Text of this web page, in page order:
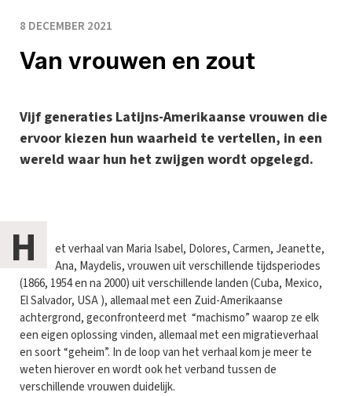
8 DECEMBER 2021
Van vrouwen en zout
Vijf generaties Latijns-Amerikaanse vrouwen die
ervoor kiezen hun waarheid te vertellen, in een
wereld waar hun het zwijgen wordt opgelegd.
H
et verhaal van Maria Isabel, Dolores, Carmen, Jeanette,
Ana, Maydelis, vrouwen uit verschillende tijdsperiodes
(1866, 1954 en na 2000) uit verschillende landen (Cuba, Mexico,
El Salvador, USA ), allemaal met een Zuid-Amerikaanse
achtergrond, geconfronteerd met “machismo” waarop ze elk
een eigen oplossing vinden, allemaal met een migratieverhaal
en soort “geheim”. In de loop van het verhaal kom je meer te
weten hierover en wordt ook het verband tussen de
verschillende vrouwen duidelijk.